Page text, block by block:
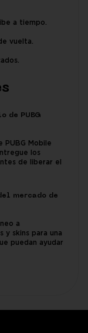
a tiempo.
vuelta.
de PUBG
PUBG Mobile
los
de liberar el
mercado de
a
y skins para una
puedan ayudar